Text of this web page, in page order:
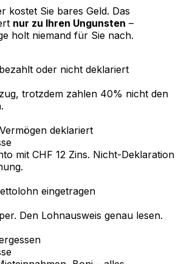
kostet Sie bares Geld. Das
nur zu Ihren Ungunsten –
holt niemand für Sie nach.
oder nicht deklariert
trotzdem zahlen 40% nicht den
deklariert
mit CHF 12 Zins. Nicht-Deklaration
eingetragen
Den Lohnausweis genau lesen.